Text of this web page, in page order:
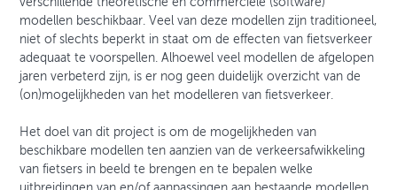
verschillende theoretische en commerciële (software)
modellen beschikbaar. Veel van deze modellen zijn traditioneel,
niet of slechts beperkt in staat om de effecten van fietsverkeer
adequaat te voorspellen. Alhoewel veel modellen de afgelopen
jaren verbeterd zijn, is er nog geen duidelijk overzicht van de
(on)mogelijkheden van het modelleren van fietsverkeer.
Het doel van dit project is om de mogelijkheden van
beschikbare modellen ten aanzien van de verkeersafwikkeling
van fietsers in beeld te brengen en te bepalen welke